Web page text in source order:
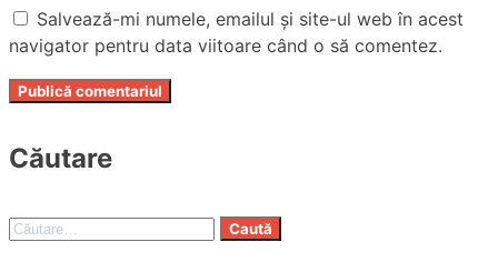
Salvează-mi numele, emailul și site-ul web în acest
navigator pentru data viitoare când o să comentez.
Căutare
Caută